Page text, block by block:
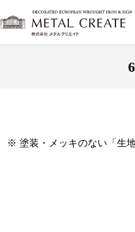
※ 塗装・メッキのない「生